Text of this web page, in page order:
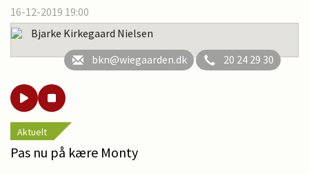
16-12-2019 19:00
Bjarke Kirkegaard Nielsen
bkn@wiegaarden.dk
20 24 29 30
Aktuelt
Pas nu på kære Monty